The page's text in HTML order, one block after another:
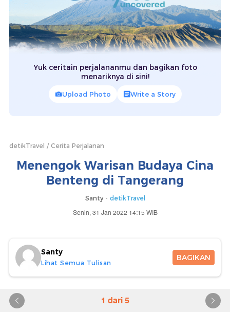
Yuk ceritain perjalananmu dan bagikan foto
menariknya di sini!
Upload Photo Write a Story
detikTravel Cerita Perjalanan
Menengok Warisan Budaya Cina
Benteng di Tangerang
Santy - detikTravel
Senin, 31 Jan 2022 14:15 WIB
Santy
Lihat Semua Tulisan
BAGIKAN
1 dari 5